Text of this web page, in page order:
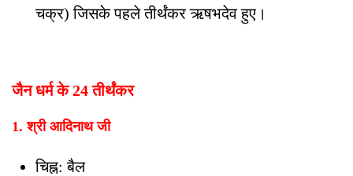
चक्र) जिसके पहले तीर्थंकर ऋषभदेव हुए।
जैन धर्म के 24 तीर्थंकर
1. श्री आदिनाथ जी
चिह्न: बैल